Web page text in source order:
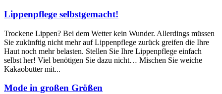
Lippenpflege selbstgemacht!
Trockene Lippen? Bei dem Wetter kein Wunder. Allerdings müssen
Sie zukünftig nicht mehr auf Lippenpflege zurück greifen die Ihre
Haut noch mehr belasten. Stellen Sie Ihre Lippenpflege einfach
selbst her! Viel benötigen Sie dazu nicht… Mischen Sie weiche
Kakaobutter mit...
Mode in großen Größen